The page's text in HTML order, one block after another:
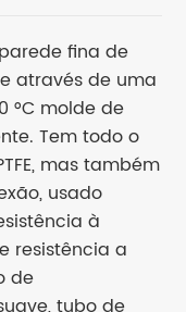
fina de
através de uma
°C molde de
Tem todo o
mas também
usado
à
resistência a
de